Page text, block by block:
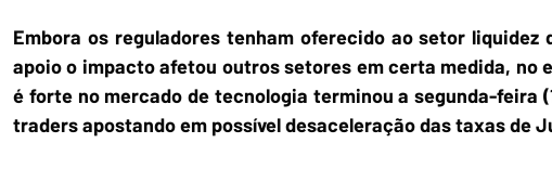
Embora os reguladores tenham oferecido ao setor liquidez
apoio o impacto afetou outros setores em certa medida, no
é forte no mercado de tecnologia terminou a segunda-feira
traders apostando em possível desaceleração das taxas de